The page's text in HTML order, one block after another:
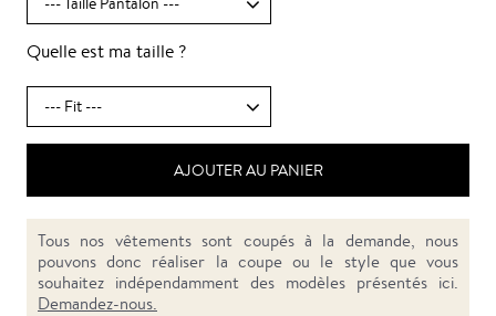
Quelle est ma taille ?
AJOUTER AU PANIER
Tous nos vêtements sont coupés à la demande, nous
pouvons donc réaliser la coupe ou le style que vous
souhaitez indépendamment des modèles présentés ici.
Demandez-nous.